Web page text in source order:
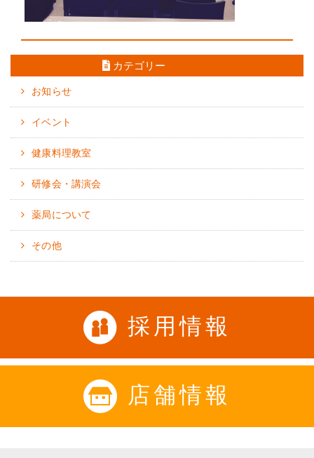
カテゴリー
お知らせ
イベント
健康料理教室
研修会・講演会
薬局について
その他
採用情報
店舗情報